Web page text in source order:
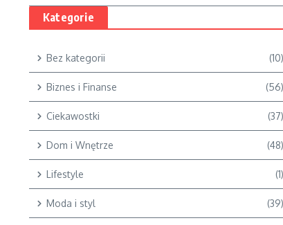
Kategorie
Bez kategorii (10)
Biznes i Finanse (56)
Ciekawostki (37)
Dom i Wnętrze (48)
Lifestyle (1)
Moda i styl (39)